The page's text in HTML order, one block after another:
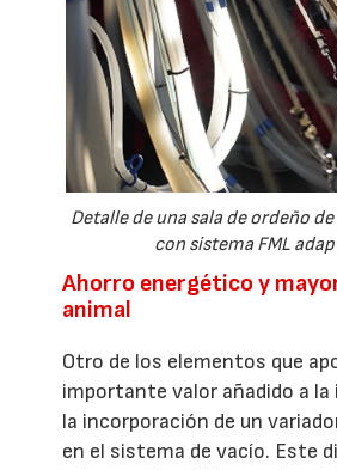
Detalle de una sala de ordeño
con sistema FML
Ahorro energético y
animal
Otro de los elementos que
importante valor añadido a
la incorporación de un
en el sistema de vacío. Este